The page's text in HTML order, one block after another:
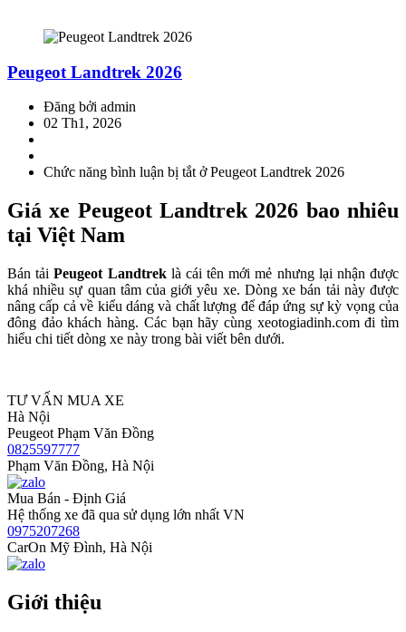
Peugeot Landtrek 2026
Đăng bởi admin
02 Th1, 2026
Chức năng bình luận bị tắtở Peugeot Landtrek 2026
Giá xe Peugeot Landtrek 2026 bao nhiêu
tại Việt Nam
Bán tảiPeugeot Landtreklà cái tên mới mẻ nhưng lại nhận được
khá nhiều sự quan tâm của giới yêu xe. Dòng xe bán tải này được
nâng cấp cả về kiểu dáng và chất lượng để đáp ứng sự kỳ vọng của
đông đảo khách hàng. Các bạn hãy cùng xeotogiadinh.com đi tìm
hiểu chi tiết dòng xe này trong bài viết bên dưới.
TƯ VẤN MUA XE
Hà Nội
Peugeot Phạm Văn Đồng
0825597777
Phạm Văn Đồng, Hà Nội
Mua Bán - Định Giá
Hệ thống xe đã qua sử dụng lớn nhất VN
0975207268
CarOn Mỹ Đình, Hà Nội
Giới thiệu